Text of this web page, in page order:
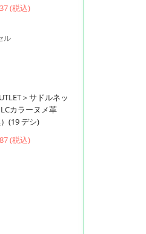
(税込)
ル
＞サドルネッ
カラーヌメ革
）(19 デシ)
(税込)